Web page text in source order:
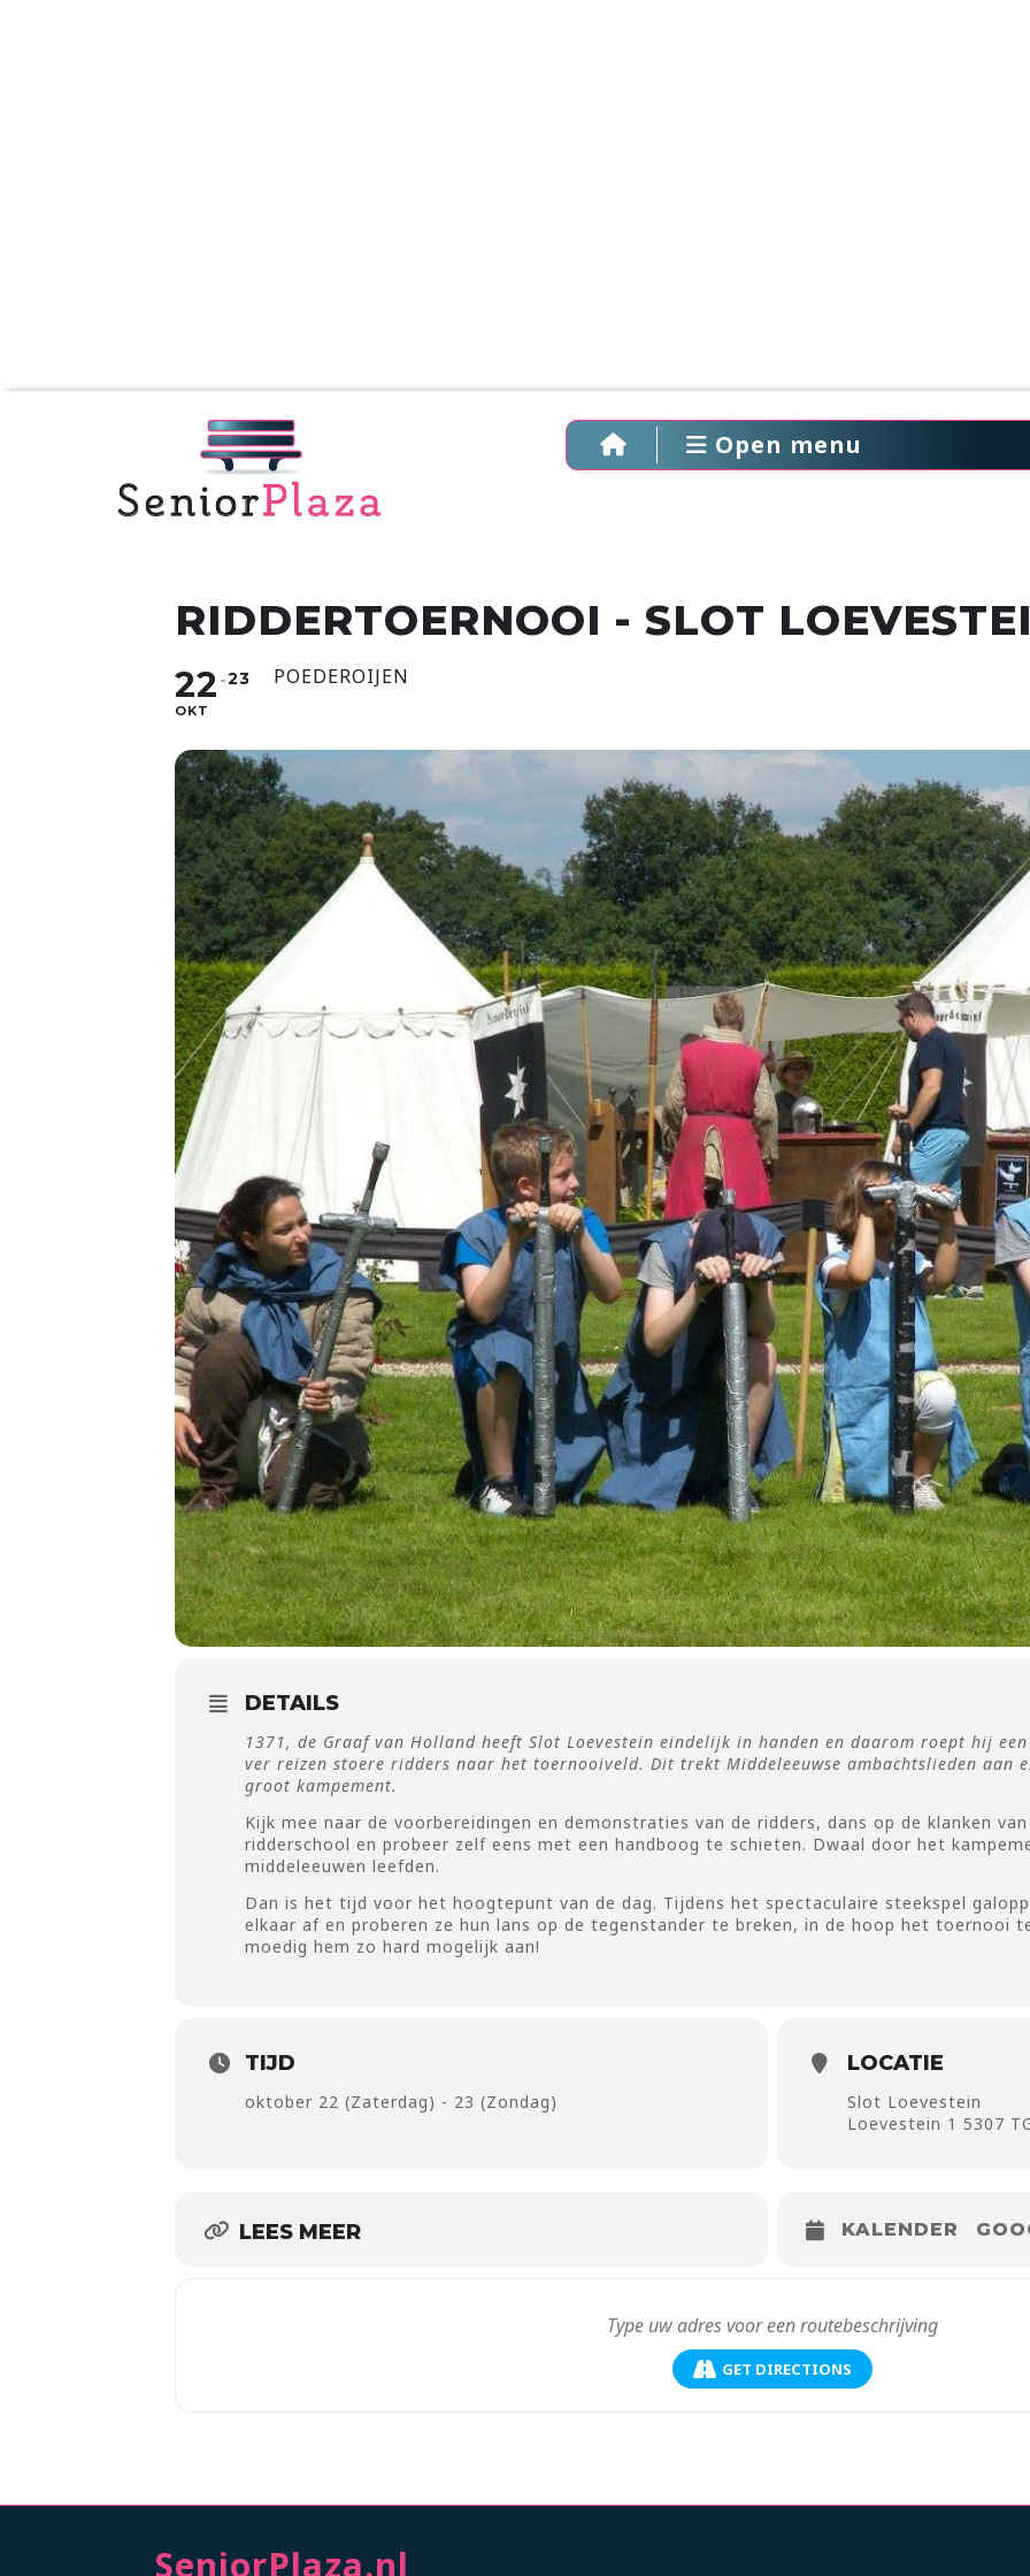
Open menu
RIDDERTOERNOOI - SLOT
22
OKT
23 POEDEROIJEN
DETAILS
1371, de Graaf van Holland heeft Slot Loevestein eindelijk in handen en daarom roept hij
ver reizen stoere ridders naar het toernooiveld. Dit trekt Middeleeuwse ambachtslieden aan
groot kampement.
Kijk mee naar de voorbereidingen en demonstraties van de ridders, dans op de klanken
ridderschool en probeer zelf eens met een handboog te schieten. Dwaal door het
middeleeuwen leefden.
Dan is het tijd voor het hoogtepunt van de dag. Tijdens het spectaculaire steekspel
elkaar af en proberen ze hun lans op de tegenstander te breken, in de hoop het toernooi
moedig hem zo hard mogelijk aan!
TIJD
oktober 22 (Zaterdag) - 23 (Zondag)
LOCATIE
Slot Loevestein
Loevestein 1 5307
LEES MEER KALENDER
GET DIRECTIONS
SeniorPlaza.nl